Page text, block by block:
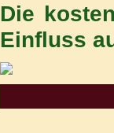
Die
Einfluss